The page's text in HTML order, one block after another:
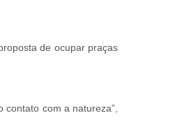
de ocupar praças
com a natureza”,